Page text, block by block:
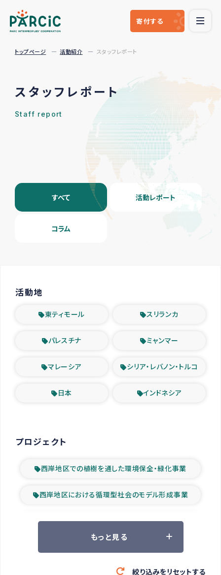
寄付する
トップページ 活動紹介 スタッフレポート
スタッフレポート
Staff report
すべて 活動レポート
コラム
活動地
東ティモール スリランカ
パレスチナ ミャンマー
マレーシア シリア・レバノン・トルコ
日本 インドネシア
プロジェクト
西岸地区での植樹を通した環境保全・緑化事業
西岸地区における循環型社会のモデル形成事業
ツアー参加者の声
緊急救援の時代
もっと見る
絞り込みをリセットする